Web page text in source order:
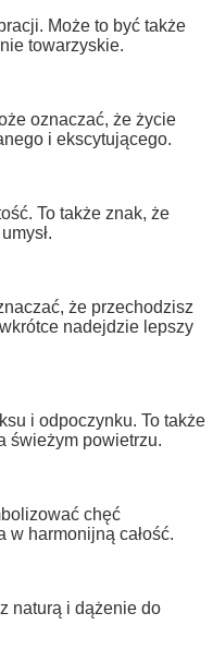
Może to być także
towarzyskie.
oznaczać, że życie
i ekscytującego.
To także znak, że
że przechodzisz
nadejdzie lepszy
i odpoczynku. To także
świeżym powietrzu.
chęć
w harmonijną całość.
naturą i dążenie do